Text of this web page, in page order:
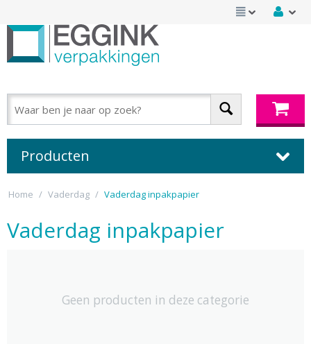
Producten
Home / Vaderdag / Vaderdag inpakpapier
Vaderdag inpakpapier
Geen producten in deze categorie